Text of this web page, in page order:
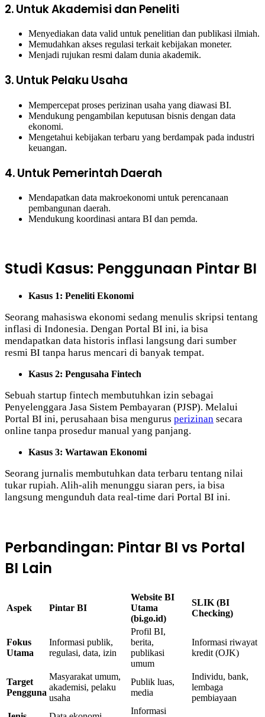
2. Untuk Akademisi dan Peneliti
Menyediakan data valid untuk penelitian dan publikasi ilmiah.
Memudahkan akses regulasi terkait kebijakan moneter.
Menjadi rujukan resmi dalam dunia akademik.
3. Untuk Pelaku Usaha
Mempercepat proses perizinan usaha yang diawasi BI.
Mendukung pengambilan keputusan bisnis dengan data
ekonomi.
Mengetahui kebijakan terbaru yang berdampak pada industri
keuangan.
4. Untuk Pemerintah Daerah
Mendapatkan data makroekonomi untuk perencanaan
pembangunan daerah.
Mendukung koordinasi antara BI dan pemda.
Studi Kasus: Penggunaan Pintar BI
Kasus 1: Peneliti Ekonomi
Seorang mahasiswa ekonomi sedang menulis skripsi tentang
inflasi di Indonesia. Dengan Portal BI ini, ia bisa
mendapatkan data historis inflasi langsung dari sumber
resmi BI tanpa harus mencari di banyak tempat.
Kasus 2: Pengusaha Fintech
Sebuah startup fintech membutuhkan izin sebagai
Penyelenggara Jasa Sistem Pembayaran (PJSP). Melalui
Portal BI ini, perusahaan bisa mengurus perizinan secara
online tanpa prosedur manual yang panjang.
Kasus 3: Wartawan Ekonomi
Seorang jurnalis membutuhkan data terbaru tentang nilai
tukar rupiah. Alih-alih menunggu siaran pers, ia bisa
langsung mengunduh data real-time dari Portal BI ini.
Perbandingan: Pintar BI vs Portal
BI Lain
Aspek Pintar BI
Website BI
Utama
(bi.go.id)
SLIK (BI
Checking)
Fokus
Utama
Informasi publik,
regulasi, data, izin
Profil BI,
berita,
publikasi
umum
Informasi riwayat
kredit (OJK)
Target
Pengguna
Masyarakat umum,
akademisi, pelaku
usaha
Publik luas,
media
Individu, bank,
lembaga
pembiayaan
Informasi